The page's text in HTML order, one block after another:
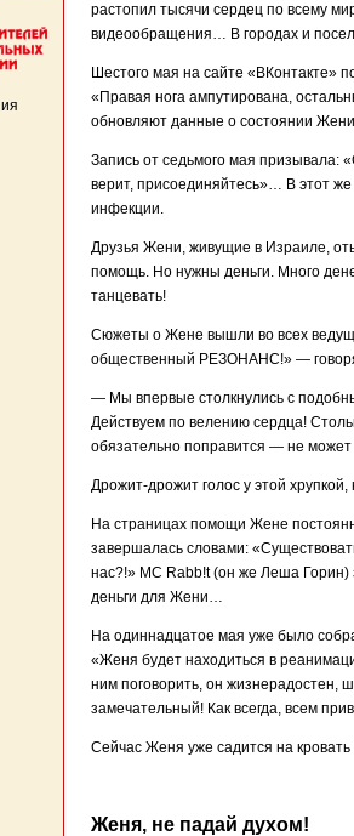
растопил тысячи сердец по всему
видеообращения… В городах и
Шестого мая на сайте «ВКонтакте»
«Правая нога ампутирована,
обновляют данные о состоянии
Запись от седьмого мая призывала:
верит, присоединяйтесь»… В этот
инфекции.
Друзья Жени, живущие в Израиле,
помощь. Но нужны деньги. Много
танцевать!
Сюжеты о Жене вышли во всех
общественный РЕЗОНАНС!» —
— Мы впервые столкнулись с
Действуем по велению сердца!
обязательно поправится — не может
Дрожит-дрожит голос у этой
На страницах помощи Жене
завершалась словами:
нас?!» MC Rabb!t (он же Леша
деньги для Жени…
На одиннадцатое мая уже было
«Женя будет находиться в
ним поговорить, он жизнерадостен,
замечательный! Как всегда, всем
Сейчас Женя уже садится на
Женя, не падай духом!